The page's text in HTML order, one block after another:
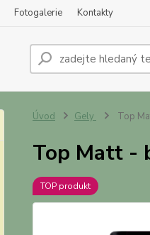
Fotogalerie Kontakty
Úvod Gely Top
Top Matt -
TOP produkt